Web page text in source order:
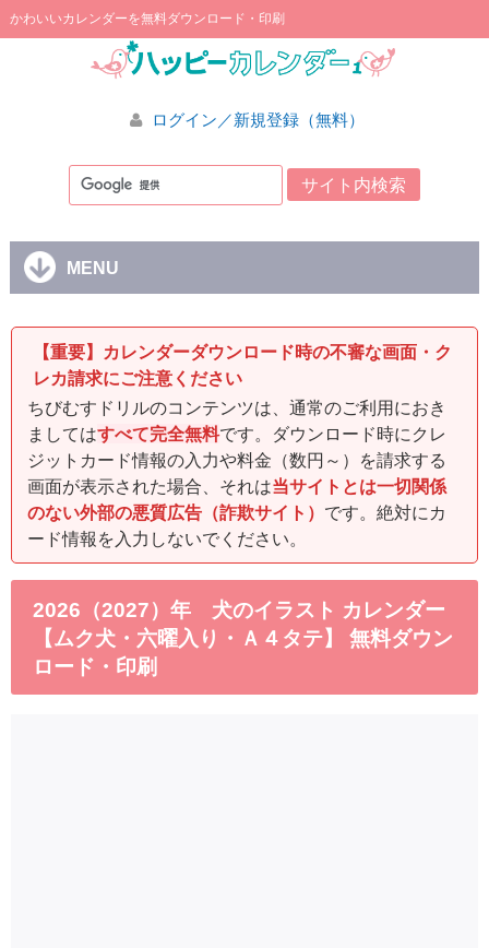
かわいいカレンダーを無料ダウンロード・印刷
ログイン／新規登録（無料）
MENU
【重要】カレンダーダウンロード時の不審な画面・ク
レカ請求にご注意ください
ちびむすドリルのコンテンツは、通常のご利用におき
ましてはすべて完全無料です。ダウンロード時にクレ
ジットカード情報の入力や料金（数円～）を請求する
画面が表示された場合、それは当サイトとは一切関係
のない外部の悪質広告（詐欺サイト） です。絶対にカ
ード情報を入力しないでください。
2026（2027）年 犬のイラスト カレンダー
【ムク犬・六曜入り・Ａ４タテ】 無料ダウン
ロード・印刷